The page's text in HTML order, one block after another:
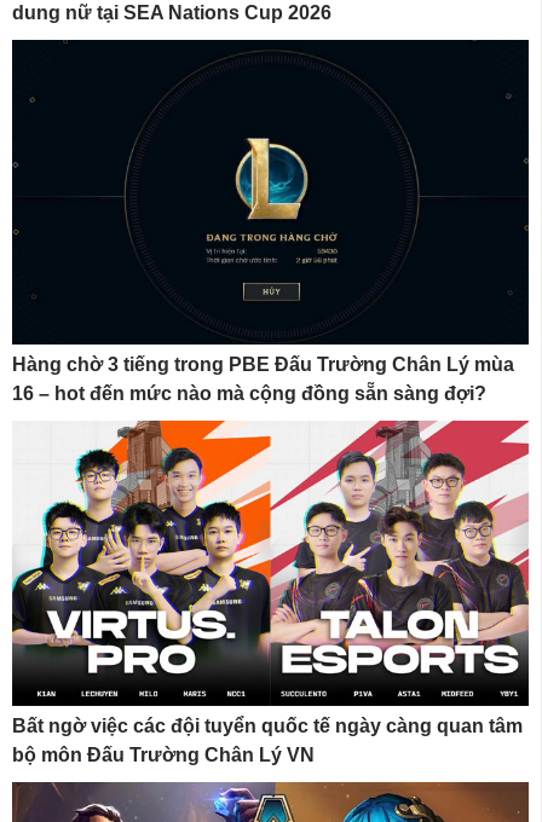
dung nữ tại SEA Nations Cup 2026
Hàng chờ 3 tiếng trong PBE Đấu Trường Chân Lý mùa
16 – hot đến mức nào mà cộng đồng sẵn sàng đợi?
Bất ngờ việc các đội tuyển quốc tế ngày càng quan tâm
bộ môn Đấu Trường Chân Lý VN